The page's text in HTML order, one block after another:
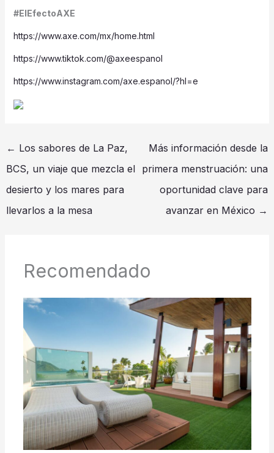
#ElEfectoAXE
https://www.axe.com/mx/home.html
https://www.tiktok.com/@axeespanol
https://www.instagram.com/axe.espanol/?hl=e
← Los sabores de La Paz,
BCS, un viaje que mezcla el
desierto y los mares para
llevarlos a la mesa
Más información desde la
primera menstruación: una
oportunidad clave para
avanzar en México →
Recomendado